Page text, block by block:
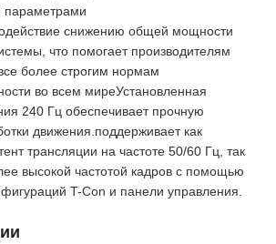
параметрами
снижению общей мощности
что помогает производителям
более строгим нормам
во всем миреУстановленная
240 Гц обеспечивает прочную
движения.поддерживает как
трансляции на частоте 50/60 Гц, так
высокой частотой кадров с помощью
T-Con и панели управления.